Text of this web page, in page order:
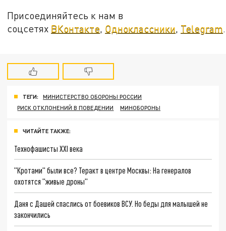
Присоединяйтесь к нам в
соцсетях ВКонтакте, Одноклассники, Telegram.
ТЕГИ:
МИНИСТЕРСТВО ОБОРОНЫ РОССИИ
РИСК ОТКЛОНЕНИЙ В ПОВЕДЕНИИ
МИНОБОРОНЫ
ЧИТАЙТЕ ТАКЖЕ:
Технофашисты XXI века
"Кротами" были все? Теракт в центре Москвы: На генералов
охотятся "живые дроны"
Даня с Дашей спаслись от боевиков ВСУ. Но беды для малышей не
закончились